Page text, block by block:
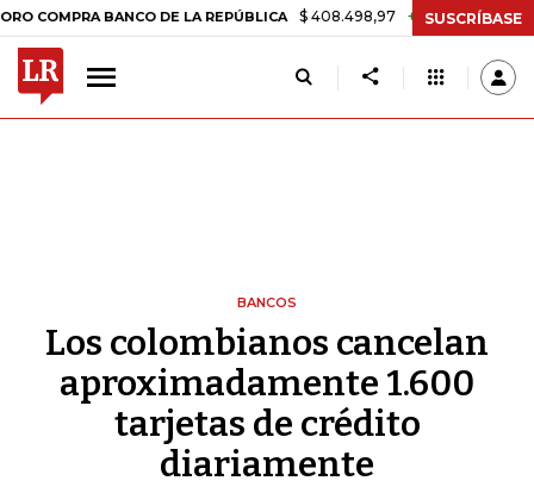
BANCO DE LA REPÚBLICA $ 408.498,97 +$ 8.753,81 +2,19%
SUSCRÍBASE
BANCOS
Los colombianos cancelan
aproximadamente 1.600
tarjetas de crédito
diariamente